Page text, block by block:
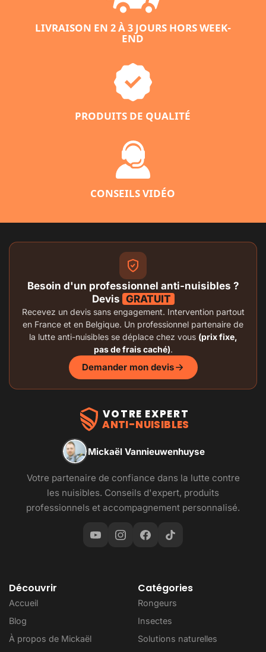
LIVRAISON EN 2 À 3 JOURS HORS WEEK-
END
PRODUITS DE QUALITÉ
CONSEILS VIDÉO
Besoin d'un professionnel anti-nuisibles ?
Devis GRATUIT
Recevez un devis sans engagement. Intervention partout
en France et en Belgique. Un professionnel partenaire de
la lutte anti-nuisibles se déplace chez vous (prix fixe,
pas de frais caché).
Demander mon devis
VOTRE EXPERT
ANTI-NUISIBLES
Mickaël Vannieuwenhuyse
Votre partenaire de confiance dans la lutte contre
les nuisibles. Conseils d'expert, produits
professionnels et accompagnement personnalisé.
Découvrir
Accueil
Blog
À propos de Mickaël
Catégories
Rongeurs
Insectes
Solutions naturelles